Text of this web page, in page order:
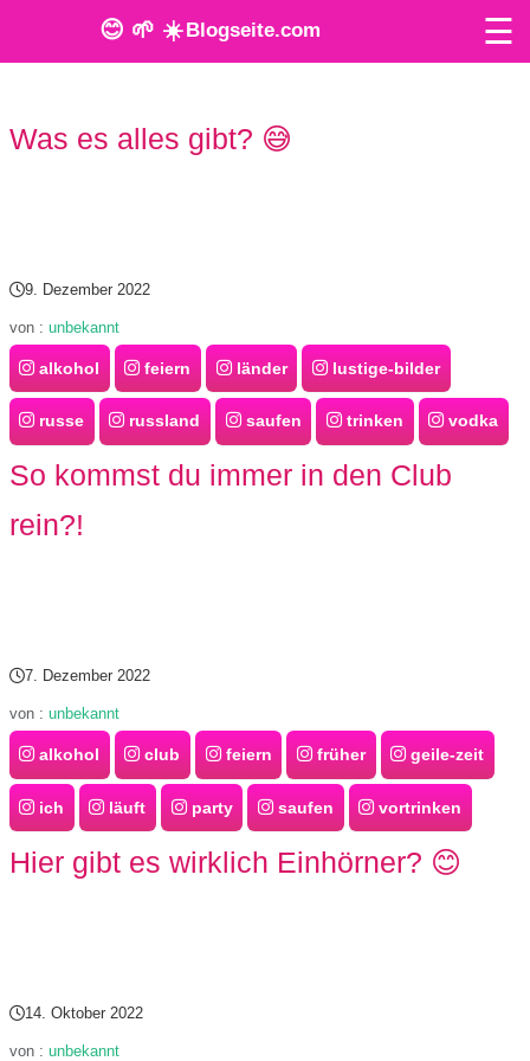
😊 🌱 ☀️Blogseite.com ☰
n
n
e
T
o
o
l
S
h
o
r
t
s
Was es alles gibt? 😅
9. Dezember 2022
von : unbekannt
alkohol feiern länder lustige-bilder
russe russland saufen trinken vodka
So kommst du immer in den Club
rein?!
7. Dezember 2022
von : unbekannt
alkohol club feiern früher geile-zeit
ich läuft party saufen vortrinken
Hier gibt es wirklich Einhörner? 😊
14. Oktober 2022
von : unbekannt